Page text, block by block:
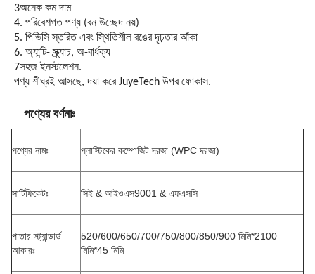
3অনেক কম দাম
4. পরিবেশগত পণ্য (বন উচ্ছেদ নয়)
5. পিভিসি স্তরিত এবং স্থিতিশীল রঙের দৃঢ়তার আঁকা
6. অ্যান্টি- স্ক্র্যাচ, অ-বার্ধক্য
7সহজ ইনস্টলেশন.
পণ্য শীঘ্রই আসছে, দয়া করে JuyeTech উপর ফোকাস.
পণ্যের বর্ণনাঃ
পণ্যের নামঃ প্লাস্টিকের কম্পোজিট দরজা (WPC দরজা)
সার্টিফিকেটঃ সিই & আইওএস9001 & এফএসসি
পাতার স্ট্যান্ডার্ড
আকারঃ
520/600/650/700/750/800/850/900 মিমি*2100
মিমি*45 মিমি